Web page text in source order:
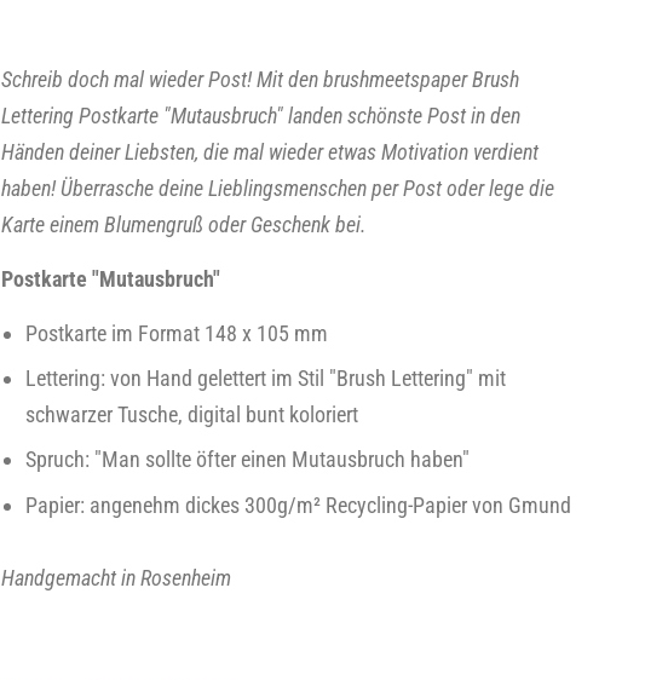
Schreib doch mal wieder Post! Mit den brushmeetspaper Brush
Lettering Postkarte "Mutausbruch" landen schönste Post in den
Händen deiner Liebsten, die mal wieder etwas Motivation verdient
haben! Überrasche deine Lieblingsmenschen per Post oder lege die
Karte einem Blumengruß oder Geschenk bei.
Postkarte "Mutausbruch"
Postkarte im Format 148 x 105 mm
Lettering: von Hand gelettert im Stil "Brush Lettering" mit
schwarzer Tusche, digital bunt koloriert
Spruch: "Man sollte öfter einen Mutausbruch haben"
Papier: angenehm dickes 300g/m² Recycling-Papier von Gmund
Handgemacht in Rosenheim